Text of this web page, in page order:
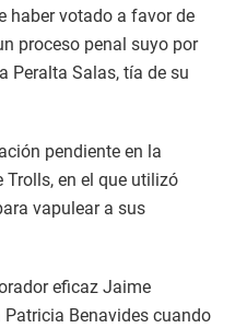
haber votado a favor de
proceso penal suyo por
Peralta Salas, tía de su
pendiente en la
Trolls, en el que utilizó
vapulear a sus
eficaz Jaime
Benavides cuando